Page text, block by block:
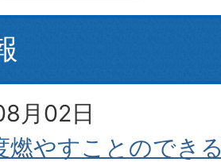
月02日
燃やすことのでき